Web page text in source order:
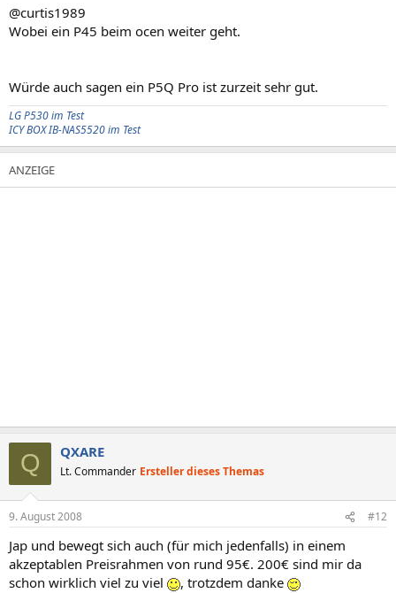
@curtis1989
Wobei ein P45 beim ocen weiter geht.
Würde auch sagen ein P5Q Pro ist zurzeit sehr gut.
LG P530 im Test
ICY BOX IB-NAS5520 im Test
Q QXARE
Lt. Commander Ersteller dieses Themas
9. August 2008 #12
Jap und bewegt sich auch (für mich jedenfalls) in einem
akzeptablen Preisrahmen von rund 95€. 200€ sind mir da
schon wirklich viel zu viel
, trotzdem danke